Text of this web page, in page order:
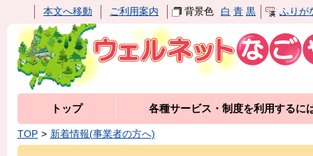
本文へ移動 ご利用案内 背景色 白 青 黒 ふりが
トップ 各種サービス・制度を利用するに
TOP 新着情報(事業者の方へ)